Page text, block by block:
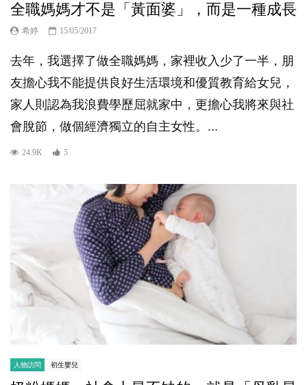
全職媽媽才不是「黃面婆」，而是一種成長
希婷 15/05/2017
去年，我選擇了做全職媽媽，家裡收入少了一半，朋
友擔心我不能提供良好生活環境和優質教育給女兒，
家人則認為我浪費學歷屈就家中，更擔心我將來與社
會脫節，做個經濟獨立的自主女性。...
24.9K 5
人物訪問 初生嬰兒